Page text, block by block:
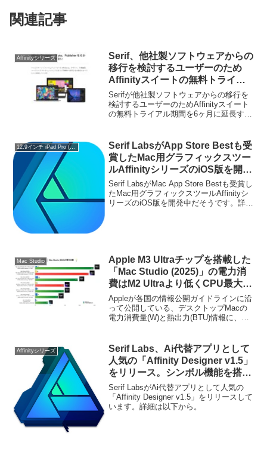
関連記事
Affinityシリーズ
Serif、他社製ソフトウェアからの
移行を検討するユーザーのため
Affinityスイートの無料トライア
ル期間を30日から6ヶ月に延長。
Serifが他社製ソフトウェアからの移行を
検討するユーザーのためAffinityスイート
の無料トライアル期間を6ヶ月に延長する
12.9インチ iPad Pro (第1世代)
Serif LabsがApp Store Bestも受
賞したMac用グラフィックスツー
ルAffinityシリーズのiOS版を開発
中。iPad ProやApple Pencilもサ
ポートされるもよう。
Serif LabsがMac App Store Bestも受賞し
たMac用グラフィックスツールAffinityシ
リーズのiOS版を開発中だそうです。詳細
Mac Studio
Apple M3 Ultraチップを搭載した
「Mac Studio (2025)」の電力消
費はM2 Ultraより低くCPU最大稼
働時で270W。
Appleが各国の情報公開ガイドラインに沿
って公開している、デスクトップMacの
電力消費量(W)と熱出力(BTU)情報に、
のでまとめてみました。
Affinityシリーズ
Serif Labs、Ai代替アプリとして
人気の「Affinity Designer v1.5」
をリリース。シンボル機能を搭載
し期間限定で20%OFFセール中。
Serif LabsがAi代替アプリとして人気の
「Affinity Designer v1.5」をリリースして
います。詳細は以下から。